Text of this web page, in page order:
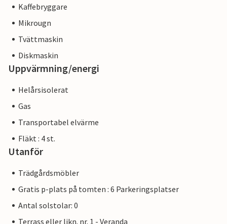
Kaffebryggare
Mikrougn
Tvättmaskin
Diskmaskin
Uppvärmning/energi
Helårsisolerat
Gas
Transportabel elvärme
Fläkt : 4 st.
Utanför
Trädgårdsmöbler
Gratis p-plats på tomten : 6 Parkeringsplatser
Antal solstolar: 0
Terrass eller likn. nr. 1 - Veranda